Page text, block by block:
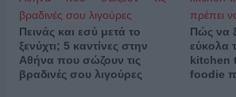
Πεινάς και εσύ μετά το
ξενύχτι; 5 καντίνες στην
Αθήνα που σώζουν τις
βραδινές σου λιγούρες
Πώς να
εύκολα
kitchen
foodie